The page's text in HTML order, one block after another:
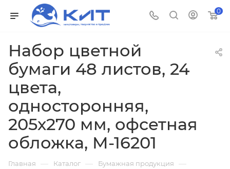
0
Набор цветной
бумаги 48 листов, 24
цвета,
односторонняя,
205х270 мм, офсетная
обложка, M-16201
Главная — Каталог — Бумажная продукция —